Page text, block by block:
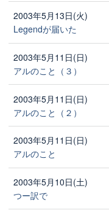
2003年5月13日(火)
Legendが届いた
2003年5月11日(日)
アルのこと（３）
2003年5月11日(日)
アルのこと（２）
2003年5月11日(日)
アルのこと
2003年5月10日(土)
つー訳で